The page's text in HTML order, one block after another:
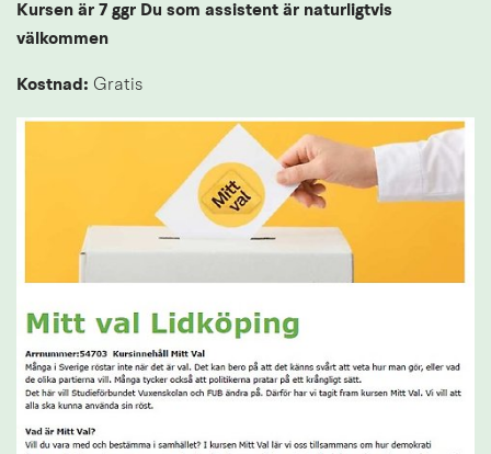
Kursen är 7 ggr Du som assistent är naturligtvis
välkommen
Kostnad: Gratis